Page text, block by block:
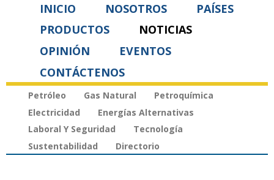
INICIO NOSOTROS
PAÍSES
PRODUCTOS
NOTICIAS
OPINIÓN
EVENTOS
CONTÁCTENOS
Petróleo Gas Natural
Petroquímica
Electricidad
Energías Alternativas
Laboral Y Seguridad
Tecnología
Sustentabilidad
Directorio